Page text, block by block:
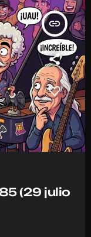
insert_link
(29 julio